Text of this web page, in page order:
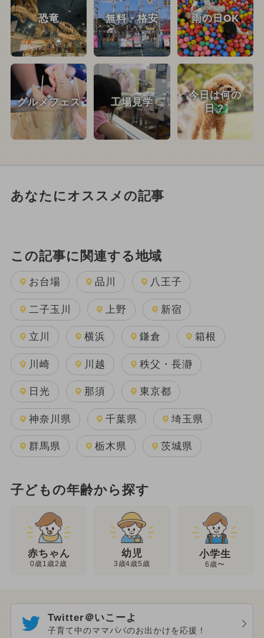
恐竜 無料・格安 雨の日OK
グルメフェス 工場見学
今日は何の
日？
あなたにオススメの記事
この記事に関連する地域
お台場 品川 八王子
二子玉川 上野 新宿
立川 横浜 鎌倉 箱根
川崎 川越 秩父・長瀞
日光 那須 東京都
神奈川県 千葉県 埼玉県
群馬県 栃木県 茨城県
子どもの年齢から探す
赤ちゃん
0歳1歳2歳
幼児
3歳4歳5歳
小学生
6歳〜
Twitter＠いこーよ
子育て中のママパパのお出かけを応援！